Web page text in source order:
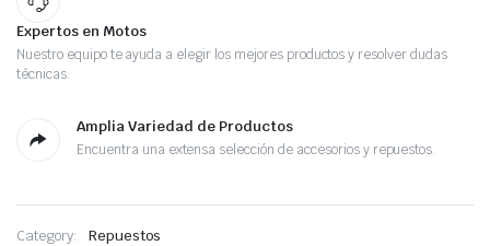
Expertos en Motos
Nuestro equipo te ayuda a elegir los mejores productos y resolver dudas
técnicas.
Amplia Variedad de Productos
Encuentra una extensa selección de accesorios y repuestos.
Category: Repuestos